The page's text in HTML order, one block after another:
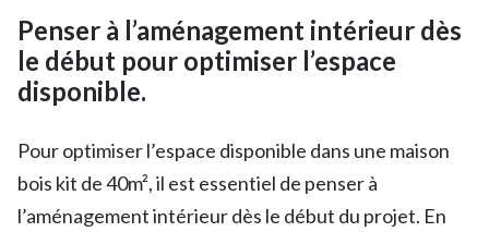
Penser à l’aménagement intérieur dès
le début pour optimiser l’espace
disponible.
Pour optimiser l’espace disponible dans une maison
bois kit de 40m², il est essentiel de penser à
l’aménagement intérieur dès le début du projet. En